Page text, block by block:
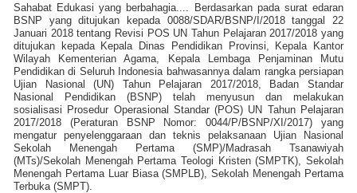
Sahabat Edukasi yang berbahagia.... Berdasarkan pada surat edaran
BSNP yang ditujukan kepada 0088/SDAR/BSNP/I/2018 tanggal 22
Januari 2018 tentang Revisi POS UN Tahun Pelajaran 2017/2018 yang
ditujukan kepada Kepala Dinas Pendidikan Provinsi, Kepala Kantor
Wilayah Kementerian Agama, Kepala Lembaga Penjaminan Mutu
Pendidikan di Seluruh Indonesia bahwasannya dalam rangka persiapan
Ujian Nasional (UN) Tahun Pelajaran 2017/2018, Badan Standar
Nasional Pendidikan (BSNP) telah menyusun dan melakukan
sosialisasi Prosedur Operasional Standar (POS) UN Tahun Pelajaran
2017/2018 (Peraturan BSNP Nomor: 0044/P/BSNP/XI/2017) yang
mengatur penyelenggaraan dan teknis pelaksanaan Ujian Nasional
Sekolah Menengah Pertama (SMP)/Madrasah Tsanawiyah
(MTs)/Sekolah Menengah Pertama Teologi Kristen (SMPTK), Sekolah
Menengah Pertama Luar Biasa (SMPLB), Sekolah Menengah Pertama
Terbuka (SMPT).